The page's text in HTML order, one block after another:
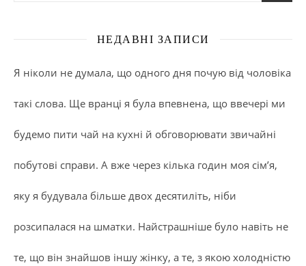
НЕДАВНІ ЗАПИСИ
Я ніколи не думала, що одного дня почую від чоловіка
такі слова. Ще вранці я була впевнена, що ввечері ми
будемо пити чай на кухні й обговорювати звичайні
побутові справи. А вже через кілька годин моя сім’я,
яку я будувала більше двох десятиліть, ніби
розсипалася на шматки. Найстрашніше було навіть не
те, що він знайшов іншу жінку, а те, з якою холодністю